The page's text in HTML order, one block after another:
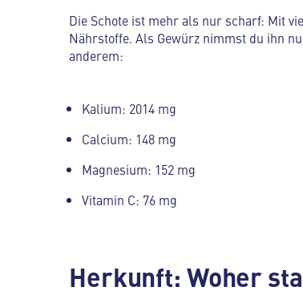
Die Schote ist mehr als nur scharf: Mit
Nährstoffe. Als Gewürz nimmst du ihn
anderem:
Kalium: 2014 mg
Calcium: 148 mg
Magnesium: 152 mg
Vitamin C: 76 mg
Herkunft: Woher